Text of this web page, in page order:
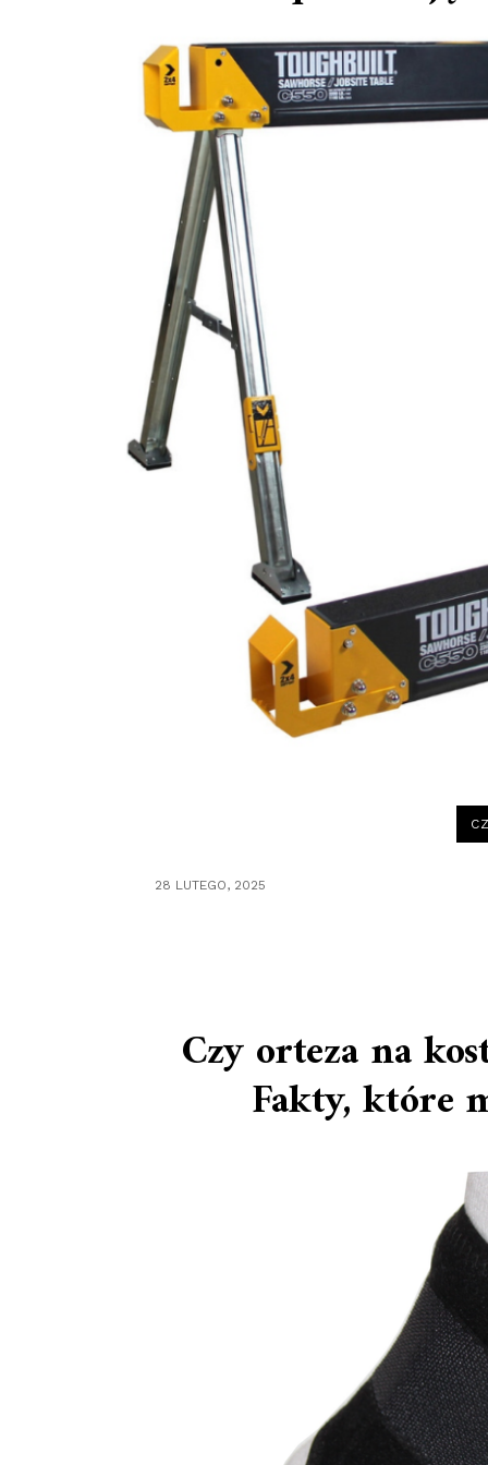
28 LUTEGO, 2025
Czy orteza na
Fakty, które